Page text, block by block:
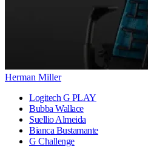
Herman Miller
Logitech G PLAY
Bubba Wallace
Suellio Almeida
Bianca Bustamante
G Challenge